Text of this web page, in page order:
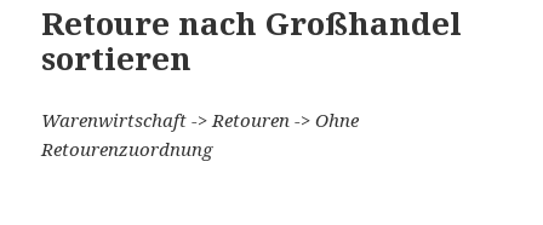
Retoure nach Großhandel
sortieren
Warenwirtschaft -> Retouren -> Ohne
Retourenzuordnung